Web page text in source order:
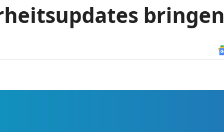
bringen